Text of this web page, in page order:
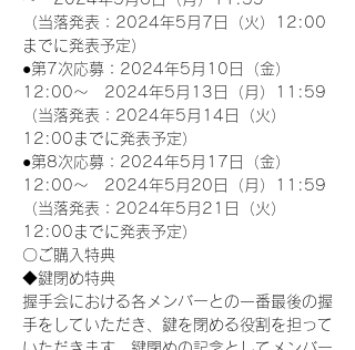
（当落発表：2024年5月7日（火）12:00
までに発表予定）
●第7次応募：2024年5月10日（金）
12:00～　2024年5月13日（月）11:59
（当落発表：2024年5月14日（火）
12:00までに発表予定）
●第8次応募：2024年5月17日（金）
12:00～　2024年5月20日（月）11:59
（当落発表：2024年5月21日（火）
12:00までに発表予定）
〇ご購入特典
◆鍵閉め特典
握手会における各メンバーとの一番最後の握
手をしていただき、鍵を閉める役割を担って